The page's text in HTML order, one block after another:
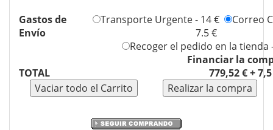
Gastos de
Envío
Transporte Urgente - 14 €
Correo
7.5 €
Recoger el pedido en la tienda
Financiar la
TOTAL
779,52 € +